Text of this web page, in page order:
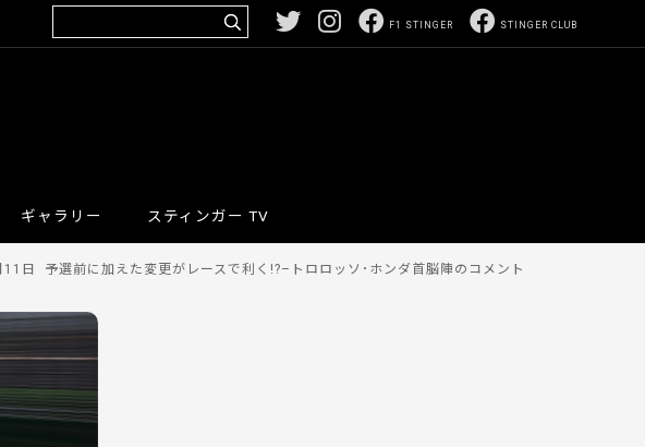
STINGER CLUB
F1 STINGER
ギャラリー スティンガー TV
日 予選前に加えた変更がレースで利く!?–トロロッソ･ホンダ首脳陣のコメント